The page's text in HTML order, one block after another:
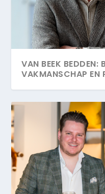
VAN BEEK
VAKMANSCHAP EN